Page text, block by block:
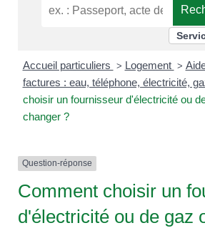
Accueil particuliers > Logement >
factures : eau, téléphone, électricité,
choisir un fournisseur d'électricité ou
changer ?
Question-réponse
Comment choisir un
d'électricité ou de gaz